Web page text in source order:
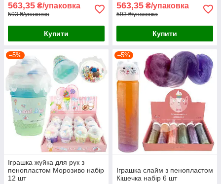
563,35 ₴/упаковка
593 ₴/упаковка
Купити
563,35 ₴/упаковка
593 ₴/упаковка
Купити
–5%
Іграшка жуйка для рук з
пенопластом Морозиво набір
12 шт
–5%
Іграшка слайм з пенопластом
Кішечка набір 6 шт